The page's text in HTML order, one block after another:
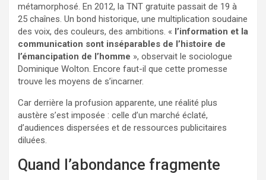
métamorphosé. En 2012, la TNT gratuite passait de 19 à
25 chaînes. Un bond historique, une multiplication soudaine
des voix, des couleurs, des ambitions. « l’information et la
communication sont inséparables de l’histoire de
l’émancipation de l’homme », observait le sociologue
Dominique Wolton. Encore faut-il que cette promesse
trouve les moyens de s’incarner.
Car derrière la profusion apparente, une réalité plus
austère s’est imposée : celle d’un marché éclaté,
d’audiences dispersées et de ressources publicitaires
diluées.
Quand l’abondance fragmente